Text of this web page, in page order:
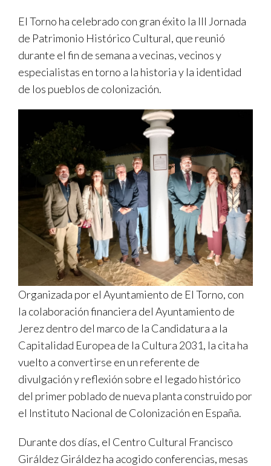
El Torno ha celebrado con gran éxito la III Jornada
de Patrimonio Histórico Cultural, que reunió
durante el fin de semana a vecinas, vecinos y
especialistas en torno a la historia y la identidad
de los pueblos de colonización.
Organizada por el Ayuntamiento de El Torno, con
la colaboración financiera del Ayuntamiento de
Jerez dentro del marco de la Candidatura a la
Capitalidad Europea de la Cultura 2031, la cita ha
vuelto a convertirse en un referente de
divulgación y reflexión sobre el legado histórico
del primer poblado de nueva planta construido por
el Instituto Nacional de Colonización en España.
Durante dos días, el Centro Cultural Francisco
Giráldez Giráldez ha acogido conferencias, mesas